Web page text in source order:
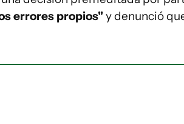
errores propios"y denunció